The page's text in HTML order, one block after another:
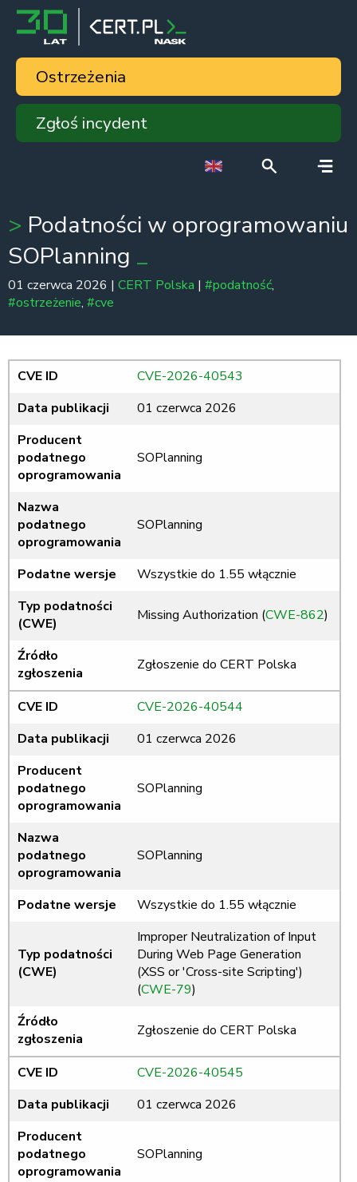
Ostrzeżenia
Zgłoś incydent
Podatności w oprogramowaniu
SOPlanning
01 czerwca 2026 | CERT Polska | #podatność,
#ostrzeżenie, #cve
CVE ID
CVE-2026-40543
Data publikacji
01 czerwca 2026
Producent
podatnego
oprogramowania
SOPlanning
Nazwa
podatnego
oprogramowania
SOPlanning
Podatne wersje
Wszystkie do 1.55 włącznie
Typ podatności
(CWE)
Missing Authorization (CWE-862)
Źródło
zgłoszenia
Zgłoszenie do CERT Polska
CVE ID
CVE-2026-40544
Data publikacji
01 czerwca 2026
Producent
podatnego
oprogramowania
SOPlanning
Nazwa
podatnego
oprogramowania
SOPlanning
Podatne wersje Wszystkie do 1.55 włącznie
Typ podatności
(CWE)
Improper Neutralization of Input
During Web Page Generation
(XSS or 'Cross-site Scripting')
(CWE-79)
Źródło
zgłoszenia
Zgłoszenie do CERT Polska
CVE ID
CVE-2026-40545
Data publikacji
01 czerwca 2026
Producent
podatnego
oprogramowania
SOPlanning